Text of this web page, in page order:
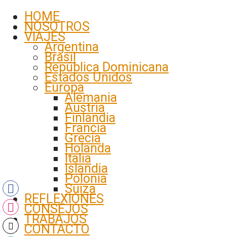
HOME
NOSOTROS
VIAJES
Argentina
Brasil
República Dominicana
Estados Unidos
Europa
Alemania
Austria
Finlandia
Francia
Grecia
Holanda
Italia
Islandia
Polonia
Suiza
REFLEXIONES
CONSEJOS
TRABAJOS
CONTACTO